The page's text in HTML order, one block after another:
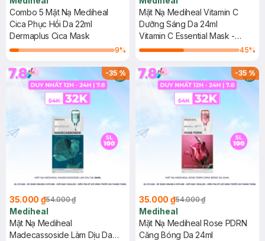
Combo 5 Mặt Nạ Mediheal
Cica Phục Hồi Da 22ml
Dermaplus Cica Mask
9%
Mặt Nạ Mediheal Vitamin C
Dưỡng Sáng Da 24ml
Vitamin C Essential Mask -
Clear Toning
45%
-35%
35.000 ₫54.000 ₫
Mediheal
Mặt Nạ Mediheal
Madecassoside Làm Dịu Da
-35%
35.000 ₫54.000 ₫
Mediheal
Mặt Nạ Mediheal Rose PDRN
Căng Bóng Da 24ml